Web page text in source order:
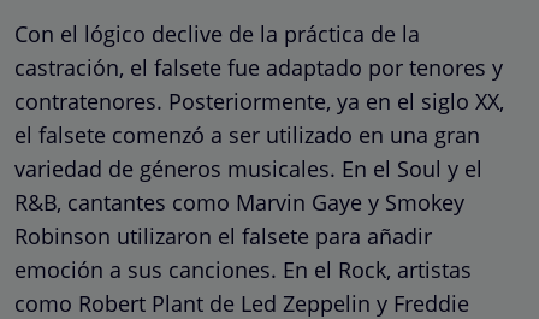
Con el lógico declive de la práctica de la
castración, el falsete fue adaptado por tenores y
contratenores. Posteriormente, ya en el siglo XX,
el falsete comenzó a ser utilizado en una gran
variedad de géneros musicales. En el Soul y el
R&B, cantantes como Marvin Gaye y Smokey
Robinson utilizaron el falsete para añadir
emoción a sus canciones. En el Rock, artistas
como Robert Plant de Led Zeppelin y Freddie